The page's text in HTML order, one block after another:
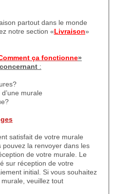
partout dans le monde
notre section «Livraison»
ça fonctionne»
:
murale
satisfait de votre murale
la renvoyer dans les
de votre murale. Le
sur réception de votre
initial. Si vous souhaitez
veuillez tout